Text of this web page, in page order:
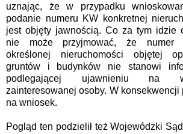
uznając, że w przypadku
podanie numeru KW konkretnej
jest objęty jawnością. Co za tym idzie
nie może przyjmować, że numer
określonej nieruchomości objętej
gruntów i budynków nie stanowi
podlegającej ujawnieniu na
zainteresowanej osoby. W
na wniosek.
Pogląd ten podzielił też Wojewódzki